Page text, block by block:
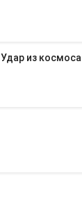
из космоса